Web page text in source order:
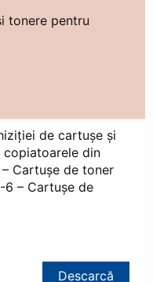
tonere pentru
de cartușe și
din
Cartușe de toner
6 – Cartușe de
Descarcă